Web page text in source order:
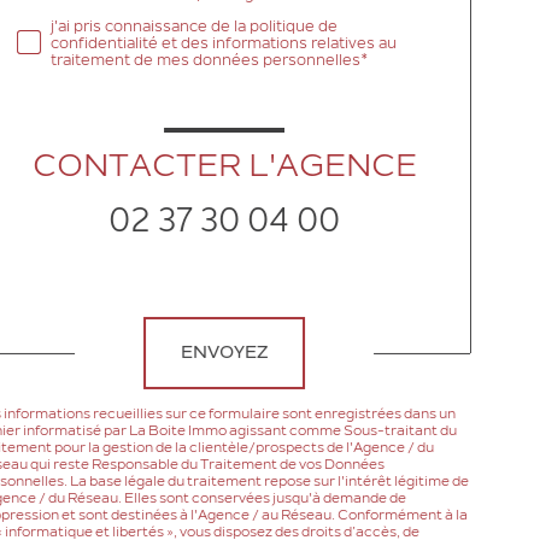
j'ai pris connaissance de la politique de
confidentialité et des informations relatives au
traitement de mes données personnelles*
CONTACTER L'AGENCE
02 37 30 04 00
ENVOYEZ
informations recueillies sur ce formulaire sont enregistrées dans un
informatisé par La Boite Immo agissant comme Sous-traitant du
pour la gestion de la clientèle/prospects de l'Agence / du
qui reste Responsable du Traitement de vos Données
La base légale du traitement repose sur l'intérêt légitime de
/ du Réseau. Elles sont conservées jusqu'à demande de
et sont destinées à l'Agence / au Réseau. Conformément à la
informatique et libertés », vous disposez des droits d’accès, de